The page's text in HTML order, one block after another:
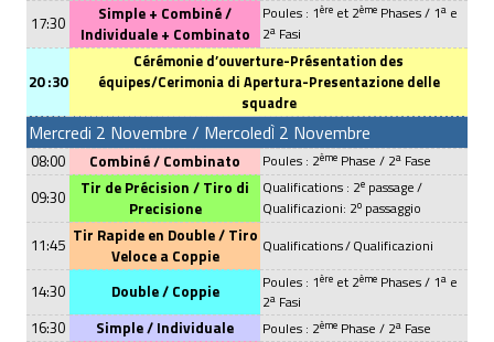
17:30
Simple + Combiné /
Individuale+ Combinato
Poules : 1ère et 2ème Phases / 1a e
2a Fasi
20 :30
Cérémonie d’ouverture-Présentation des
équipes/Cerimonia di Apertura-Presentazione delle
squadre
Mercredi 2 Novembre / MercoledÌ 2 Novembre
08:00 Combiné / Combinato Poules : 2ème Phase / 2a Fase
09:30
Tir de Précision / Tiro di
Precisione
Qualifications : 2e passage/
Qualificazioni: 2o passaggio
11:45 Tir Rapide en Double / Tiro
Veloce a Coppie
Qualifications/Qualificazioni
14:30 Double / Coppie Poules : 1ère et 2ème Phases / 1a e
2a Fasi
16:30 Simple / Individuale Poules : 2ème Phase / 2a Fase